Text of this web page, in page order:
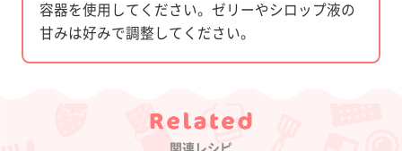
容器を使用してください。ゼリーやシロップ液の
甘みは好みで調整してください。
Category
関連レシピ